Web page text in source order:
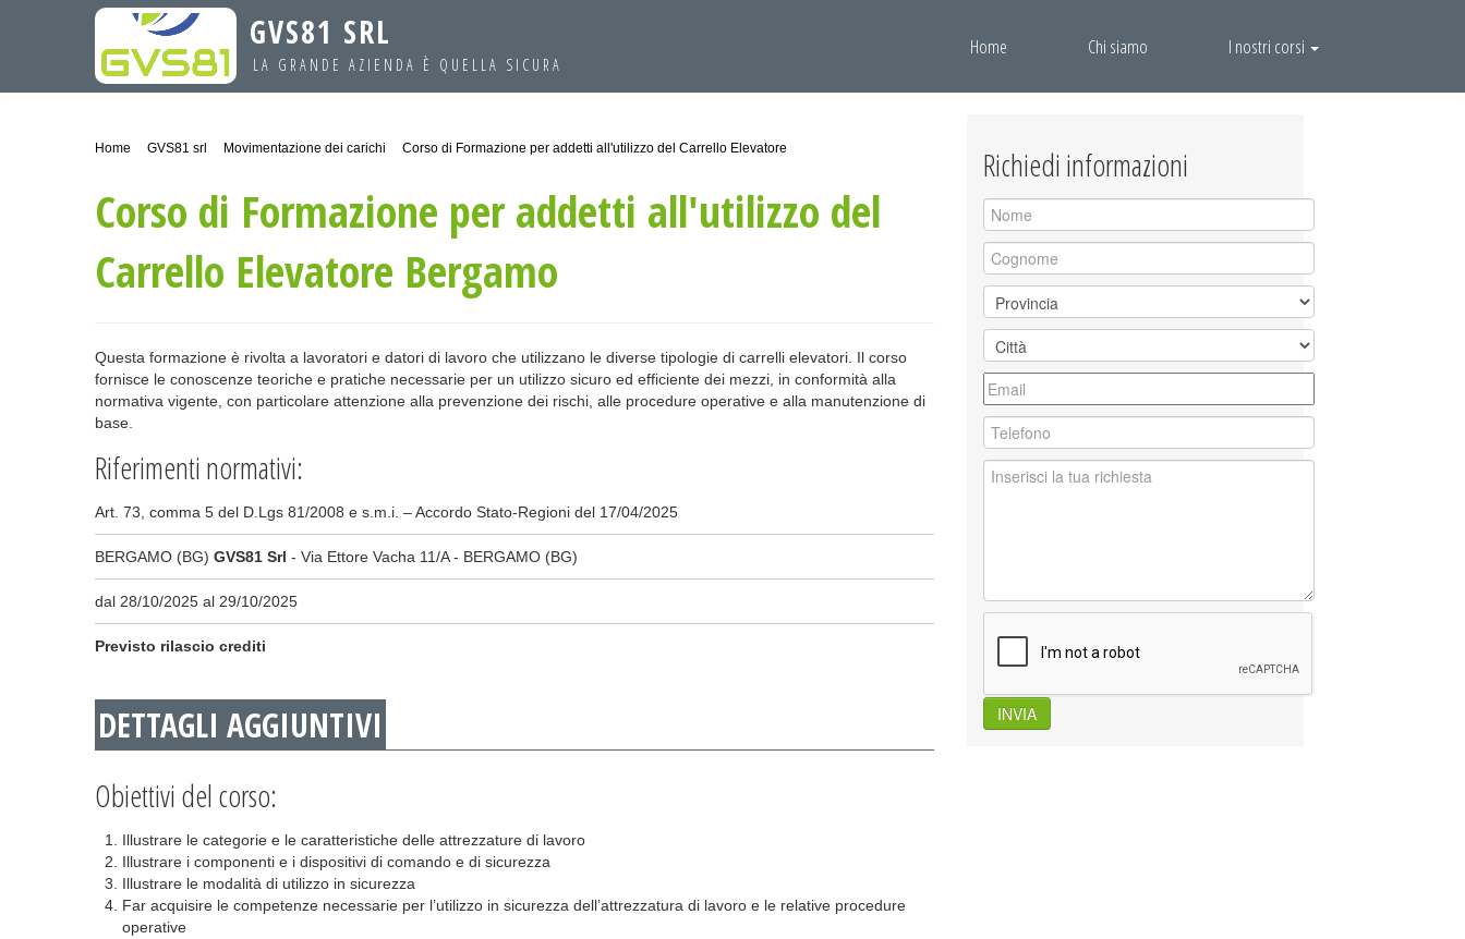
GVS81 SRL
LA GRANDE AZIENDA È QUELLA SICURA
Home Chi siamo I nostri corsi
Home GVS81 srl Movimentazione dei carichi Corso di Formazione per addetti all'utilizzo del Carrello Elevatore
Corso di Formazione per addetti all'utilizzo del
Carrello Elevatore Bergamo
Questa formazione è rivolta a lavoratori e datori di lavoro che utilizzano le diverse tipologie di carrelli elevatori. Il corso
fornisce le conoscenze teoriche e pratiche necessarie per un utilizzo sicuro ed efficiente dei mezzi, in conformità alla
normativa vigente, con particolare attenzione alla prevenzione dei rischi, alle procedure operative e alla manutenzione di
base.
Riferimenti normativi:
Art. 73, comma 5 del D.Lgs 81/2008 e s.m.i. – Accordo Stato-Regioni del 17/04/2025
BERGAMO (BG) GVS81 Srl - Via Ettore Vacha 11/A - BERGAMO (BG)
dal 28/10/2025 al 29/10/2025
Previsto rilascio crediti
DETTAGLI AGGIUNTIVI
Obiettivi del corso:
Illustrare le categorie e le caratteristiche delle attrezzature di lavoro
Illustrare i componenti e i dispositivi di comando e di sicurezza
Illustrare le modalità di utilizzo in sicurezza
Far acquisire le competenze necessarie per l’utilizzo in sicurezza dell’attrezzatura di lavoro e le relative procedure
operative
Richiedi informazioni
INVIA